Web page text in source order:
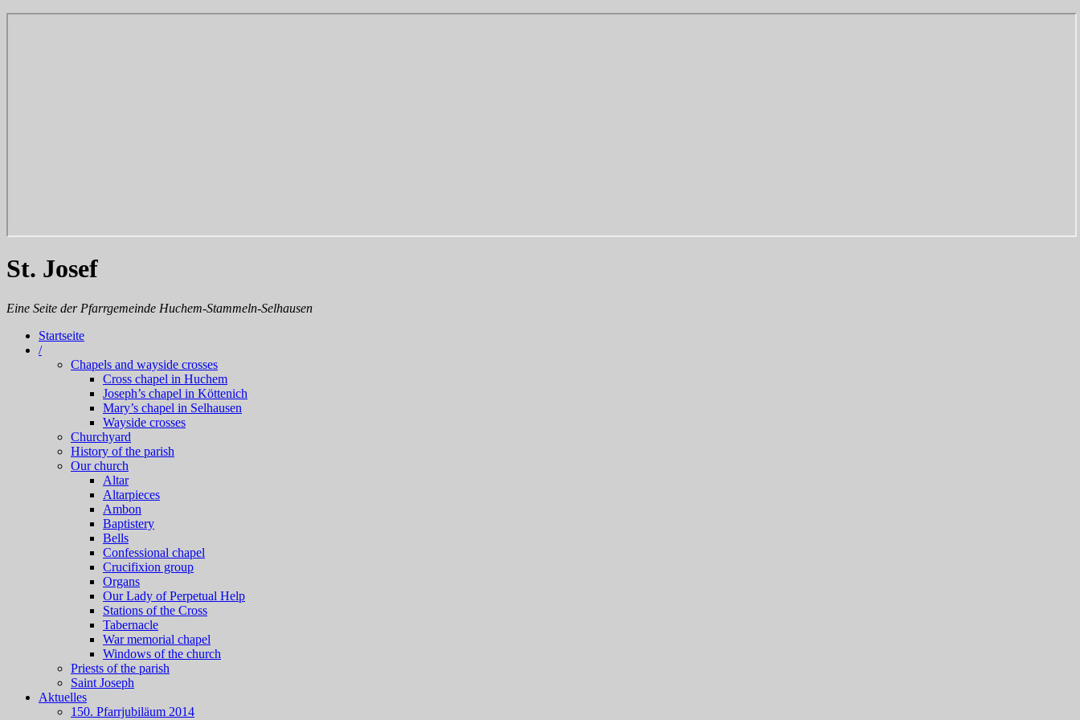
St. Josef
Eine Seite der Pfarrgemeinde Huchem-Stammeln-Selhausen
Startseite
/
Chapels and wayside crosses
Cross chapel in Huchem
Joseph’s chapel in Köttenich
Mary’s chapel in Selhausen
Wayside crosses
Churchyard
History of the parish
Our church
Altar
Altarpieces
Ambon
Baptistery
Bells
Confessional chapel
Crucifixion group
Organs
Our Lady of Perpetual Help
Stations of the Cross
Tabernacle
War memorial chapel
Windows of the church
Priests of the parish
Saint Joseph
Aktuelles
150. Pfarrjubiläum 2014